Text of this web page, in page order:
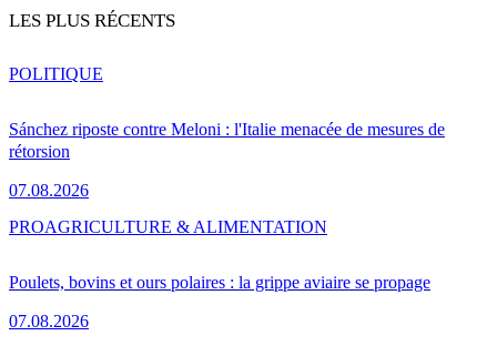
LES PLUS RÉCENTS
Sánchez riposte contre Meloni : l'Italie menacée de mesures de
rétorsion
07.08.2026
POLITIQUE
Poulets, bovins et ours polaires : la grippe aviaire se propage
07.08.2026
PROAGRICULTURE & ALIMENTATION